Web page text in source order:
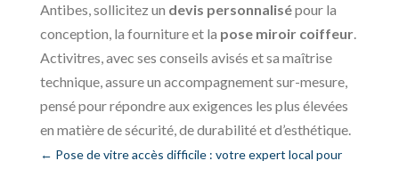
Antibes, sollicitez un devis personnalisépour la
conception, la fourniture et la pose miroir coiffeur.
Activitres, avec ses conseils avisés et sa maîtrise
technique, assure un accompagnement sur-mesure,
pensé pour répondre aux exigences les plus élevées
en matière de sécurité, de durabilité et d’esthétique.
← Pose de vitre accès difficile : votre expert local pour